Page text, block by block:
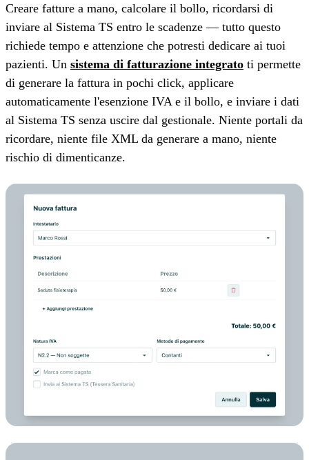
Creare fatture a mano, calcolare il bollo, ricordarsi di
inviare al Sistema TS entro le scadenze — tutto questo
richiede tempo e attenzione che potresti dedicare ai tuoi
pazienti. Un sistema di fatturazione integrato ti permette
di generare la fattura in pochi click, applicare
automaticamente l'esenzione IVA e il bollo, e inviare i dati
al Sistema TS senza uscire dal gestionale. Niente portali da
ricordare, niente file XML da generare a mano, niente
rischio di dimenticanze.